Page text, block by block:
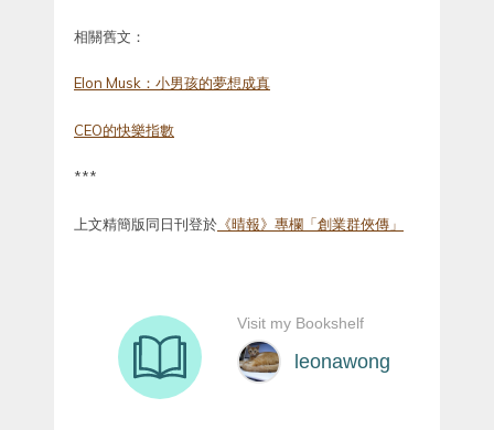
相關舊文：
Elon Musk：小男孩的夢想成真
CEO的快樂指數
***
上文精簡版同日刊登於 《晴報》專欄「創業群俠傳」